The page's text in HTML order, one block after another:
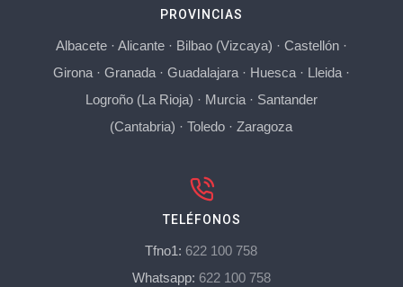
PROVINCIAS
Albacete· Alicante· Bilbao (Vizcaya) · Castellón·
Girona· Granada· Guadalajara· Huesca· Lleida·
Logroño (La Rioja) · Murcia· Santander
(Cantabria) ·Toledo ·Zaragoza
TELÉFONOS
Tfno1: 622 100 758
Whatsapp: 622 100 758